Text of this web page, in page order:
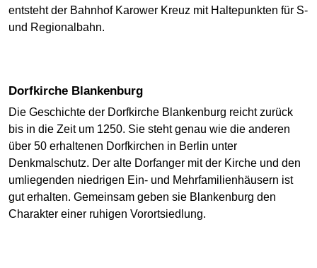
entsteht der Bahnhof Karower Kreuz mit Haltepunkten für S-
und Regionalbahn.
Dorfkirche Blankenburg
Die Geschichte der Dorfkirche Blankenburg reicht zurück
bis in die Zeit um 1250. Sie steht genau wie die anderen
über 50 erhaltenen Dorfkirchen in Berlin unter
Denkmalschutz. Der alte Dorfanger mit der Kirche und den
umliegenden niedrigen Ein- und Mehrfamilienhäusern ist
gut erhalten. Gemeinsam geben sie Blankenburg den
Charakter einer ruhigen Vorortsiedlung.